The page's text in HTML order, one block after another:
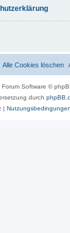
Alle Cookies löschen
Forum Software ©
durch
| Nutzungsbedingungen